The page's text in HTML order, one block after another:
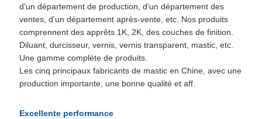
d'un département de production, d'un département des
ventes, d'un département après-vente, etc. Nos produits
comprennent des apprêts 1K, 2K, des couches de finition.
Diluant, durcisseur, vernis, vernis transparent, mastic, etc.
Une gamme complète de produits.
Les cinq principaux fabricants de mastic en Chine, avec une
production importante, une bonne qualité et aff.
Excellente performance